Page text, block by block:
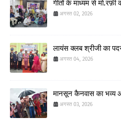
गीतों के माध्यम से मो.रफ़ी
अगस्त 02, 2026
लायंस क्लब श्रीजी का
अगस्त 04, 2026
मानसून कैनवास का भव्य
अगस्त 03, 2026